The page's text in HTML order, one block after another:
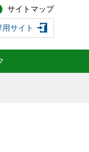
サイトマップ
用サイト